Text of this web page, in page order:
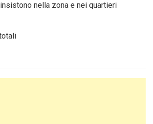
nella zona e nei quartieri